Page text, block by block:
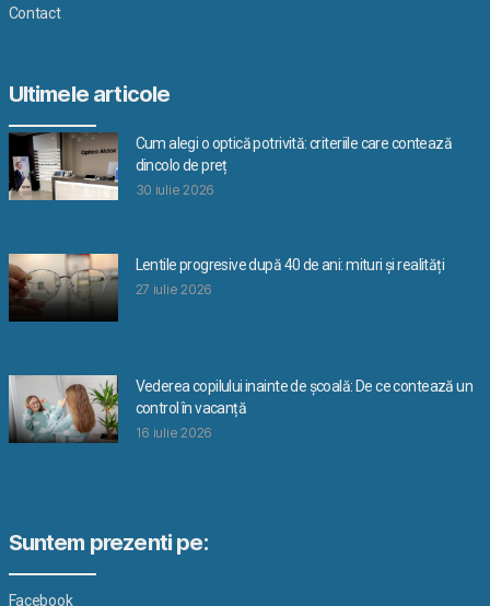
Contact
Ultimele articole
Cum alegi o optică potrivită: criteriile care contează
dincolo de preț
30 iulie 2026
Lentile progresive după 40 de ani: mituri și realități
27 iulie 2026
Vederea copilului inainte de școală: De ce contează un
control în vacanță
16 iulie 2026
Suntem prezenti pe:
Facebook